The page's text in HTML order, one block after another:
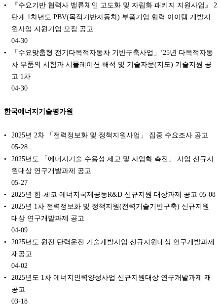
『수요기반 협력사 밸류체인 고도화 및 자립화 패키지 지원사업』 2
단계 1차년도 PBV(목적기반자동차) 부품기업 협력 아이템 개발지
원사업 지원기업 모집 공고
04-30
「수요맞춤형 전기다목적자동차 기반구축사업」‘25년 다목적자동
차 부품의 시험과 시뮬레이션 해석 및 기술자문(지도) 기술지원 공
고 1차
04-30
한국에너지기술평가원
2025년 2차 「전력정보화 및 정책지원사업」 집중 수요조사 공고
05-28
2025년도 「에너지기술 수용성 제고 및 사업화 촉진」 사업 신규지
원대상 연구개발과제 공고
05-27
2025년 한-체코 에너지국제공동R&D 신규지원 대상과제 공고 05-08
2025년 1차 전력정보화 및 정책지원(전력기술기반구축) 신규지원
대상 연구개발과제 공고
04-09
2025년도 원전 탄력운전 기술개발사업 신규지원대상 연구개발과제
재공고
04-02
2025년도 1차 에너지인력양성사업 신규지원대상 연구개발과제 재
공고
03-18